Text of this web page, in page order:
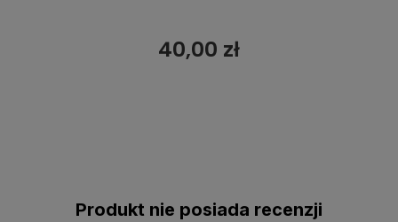
40,00 zł
Produkt nie posiada recenzji